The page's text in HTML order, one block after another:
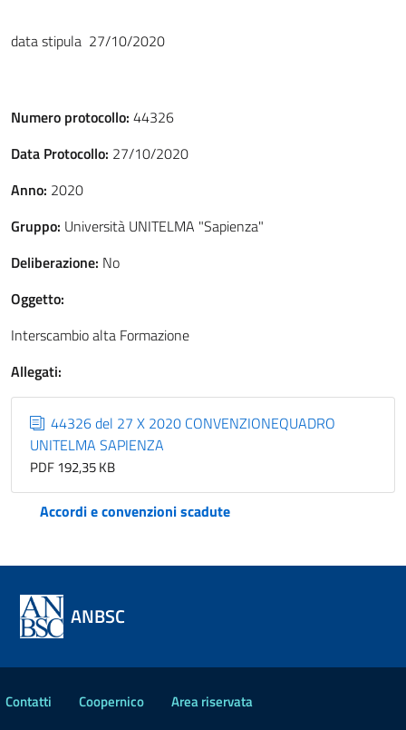
data stipula 27/10/2020
Numero protocollo: 44326
Data Protocollo: 27/10/2020
Anno: 2020
Gruppo: Università UNITELMA "Sapienza"
Deliberazione: No
Oggetto:
Interscambio alta Formazione
Allegati:
44326 del 27 X 2020 CONVENZIONEQUADRO
UNITELMA SAPIENZA
PDF 192,35 KB
Accordi e convenzioni scadute
ANBSC
Contatti Coopernico Area riservata